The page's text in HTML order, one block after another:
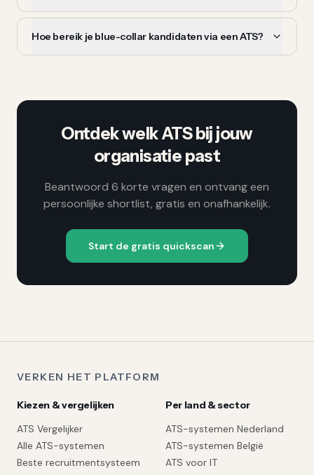
Hoe bereik je blue-collar kandidaten via een ATS?
Ontdek welk ATS bij jouw
organisatie past
Beantwoord 6 korte vragen en ontvang een
persoonlijke shortlist, gratis en onafhankelijk.
Start de gratis quickscan
VERKEN HET PLATFORM
Kiezen & vergelijken
ATS Vergelijker
Alle ATS-systemen
Beste recruitmentsysteem
Per land & sector
ATS-systemen Nederland
ATS-systemen België
ATS voor IT